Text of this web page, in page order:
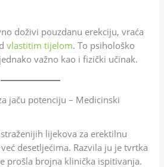
doživi pouzdanu erekciju, vraća
vlastitim tijelom. To psihološko
važno kao i fizički učinak.
jaču potenciju – Medicinski
lijekova za erektilnu
desetljećima. Razvila ju je tvrtka
prošla brojna klinička ispitivanja.